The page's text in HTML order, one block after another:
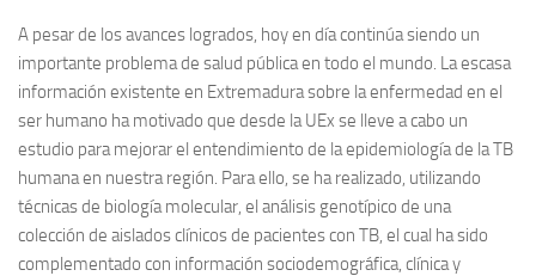
A pesar de los avances logrados, hoy en día continúa siendo un
importante problema de salud pública en todo el mundo. La escasa
información existente en Extremadura sobre la enfermedad en el
ser humano ha motivado que desde la UEx se lleve a cabo un
estudio para mejorar el entendimiento de la epidemiología de la TB
humana en nuestra región. Para ello, se ha realizado, utilizando
técnicas de biología molecular, el análisis genotípico de una
colección de aislados clínicos de pacientes con TB, el cual ha sido
complementado con información sociodemográfica, clínica y